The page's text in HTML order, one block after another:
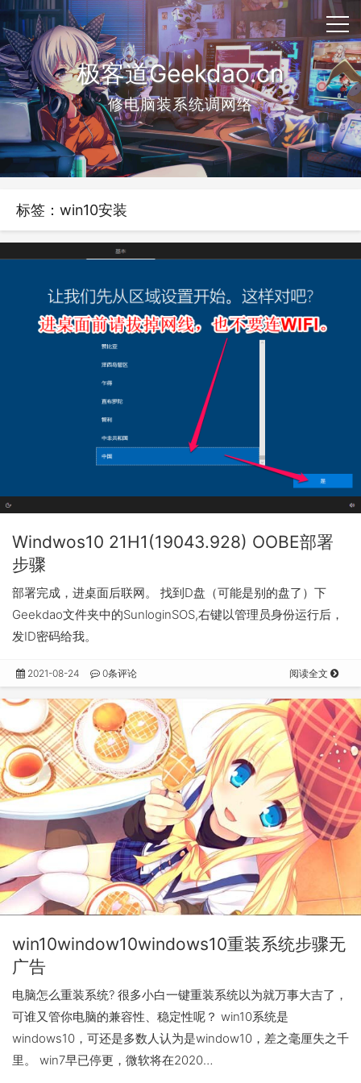
极客道Geekdao.cn
修电脑装系统调网络
标签：win10安装
Windwos10 21H1(19043.928) OOBE部署
步骤
部署完成，进桌面后联网。 找到D盘（可能是别的盘了）下
Geekdao文件夹中的SunloginSOS,右键以管理员身份运行后，
发ID密码给我。
2021-08-24 0条评论 阅读全文
win10window10windows10重装系统步骤无
广告
电脑怎么重装系统? 很多小白一键重装系统以为就万事大吉了，
可谁又管你电脑的兼容性、稳定性呢？ win10系统是
windows10，可还是多数人认为是window10，差之毫厘失之千
里。 win7早已停更，微软将在2020…